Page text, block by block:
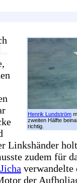
Henrik Lundström
zweiten Hälfte
richtig.
Linkshänder
zudem für
Jicha verwandelte
der